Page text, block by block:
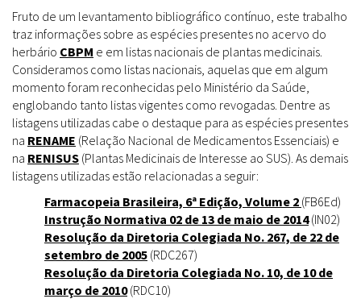
Fruto de um levantamento bibliográfico contínuo, este trabalho
traz informações sobre as espécies presentes no acervo do
herbário CBPM e em listas nacionais de plantas medicinais.
Consideramos como listas nacionais, aquelas que em algum
momento foram reconhecidas pelo Ministério da Saúde,
englobando tanto listas vigentes como revogadas. Dentre as
listagens utilizadas cabe o destaque para as espécies presentes
na RENAME (Relação Nacional de Medicamentos Essenciais) e
na RENISUS (Plantas Medicinais de Interesse ao SUS). As demais
listagens utilizadas estão relacionadas a seguir:
Farmacopeia Brasileira, 6ª Edição, Volume 2 (FB6Ed)
Instrução Normativa 02 de 13 de maio de 2014(IN02)
Resolução da Diretoria Colegiada No. 267, de 22 de
setembro de 2005 (RDC267)
Resolução da Diretoria Colegiada No. 10, de 10 de
março de 2010(RDC10)